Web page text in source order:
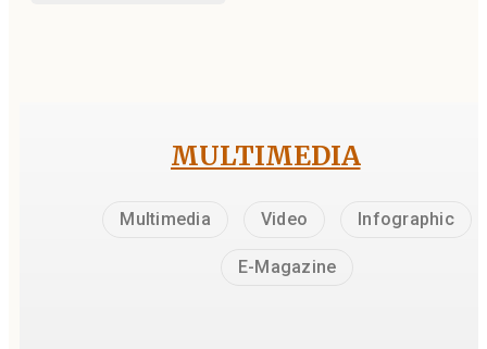
MULTIMEDIA
Multimedia Video Infographic
E-Magazine